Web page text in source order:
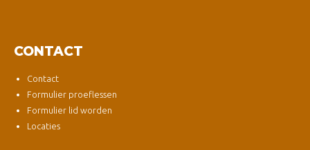
CONTACT
Contact
Formulier proeflessen
Formulier lid worden
Locaties